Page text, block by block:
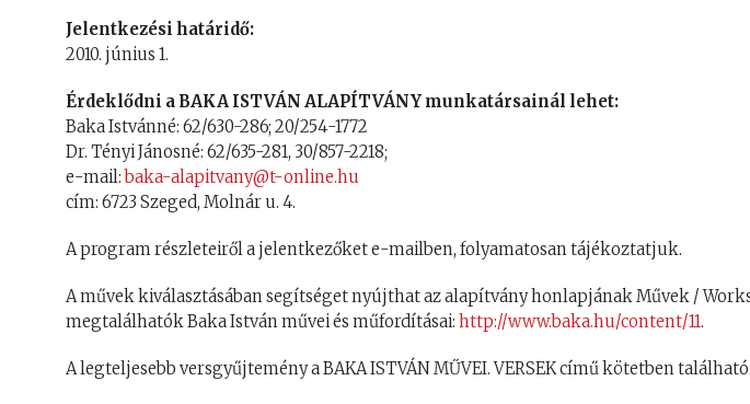
Jelentkezési határidő:
2010. június 1.
Érdeklődni a BAKA ISTVÁN ALAPÍTVÁNY munkatársainál lehet:
Baka Istvánné: 62/630-286; 20/254-1772
Dr. Tényi Jánosné: 62/635-281, 30/857-2218;
e-mail: baka-alapitvany@t-online.hu
cím: 6723 Szeged, Molnár u. 4.
A program részleteiről a jelentkezőket e-mailben, folyamatosan tájékoztatjuk.
A művek kiválasztásában segítséget nyújthat az alapítvány honlapjának Művek /
megtalálhatók Baka István művei és műfordításai: http://www.baka.hu/content/11.
A legteljesebb versgyűjtemény a BAKA ISTVÁN MŰVEI. VERSEK című kötetben található.